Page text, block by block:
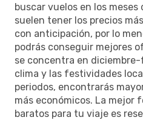
buscar vuelos en los
suelen tener los precios
con anticipación, por lo
podrás conseguir mejores
se concentra en
clima y las festividades
periodos, encontrarás
más económicos. La mejor
baratos para tu viaje es